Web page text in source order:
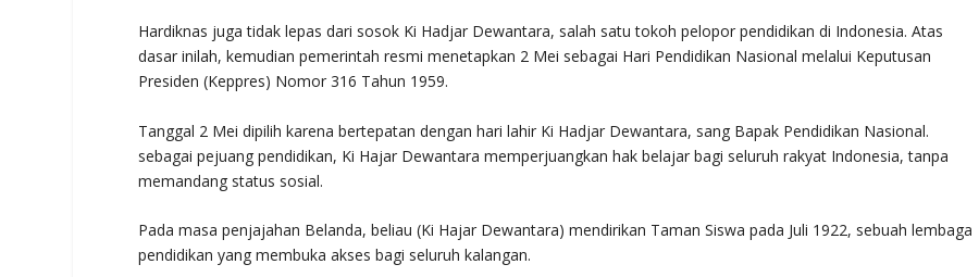
Hardiknas juga tidak lepas dari sosok Ki Hadjar Dewantara, salah satu tokoh pelopor pendidikan di Indonesia. Atas
dasar inilah, kemudian pemerintah resmi menetapkan 2 Mei sebagai Hari Pendidikan Nasional melalui Keputusan
Presiden (Keppres) Nomor 316 Tahun 1959.
Tanggal 2 Mei dipilih karena bertepatan dengan hari lahir Ki Hadjar Dewantara, sang Bapak Pendidikan Nasional.
sebagai pejuang pendidikan, Ki Hajar Dewantara memperjuangkan hak belajar bagi seluruh rakyat Indonesia, tanpa
memandang status sosial.
Pada masa penjajahan Belanda, beliau (Ki Hajar Dewantara) mendirikan Taman Siswa pada Juli 1922, sebuah lembaga
pendidikan yang membuka akses bagi seluruh kalangan.